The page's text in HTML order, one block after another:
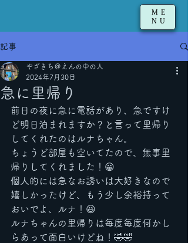
ME
NU
記事
急に里帰り
やざきち＠えんの中の人
2024年7月30日
前日の夜に急に電話があり、急ですけ
ど明日泊まれますか？と言って里帰り
してくれたのはルナちゃん。
ちょうど部屋も空いてたので、無事里
帰りしてくれました！😀
個人的には急なお誘いは大好きなので
嬉しかったけど、もう少し余裕持って
おいでよ、ルナ！😆
ルナちゃんの里帰りは毎度毎度何かし
らあって面白いけどね！🤣🤣